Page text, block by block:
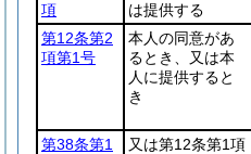
項
は提供する
第12条第2
項第1号
本人の同意があ
るとき、又は本
人に提供すると
き
第38条第1
又は第12条第1項